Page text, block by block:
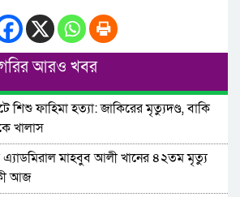
আরও খবর
শিশু ফাহিমা হত্যা: জাকিরের মৃত্যুদণ্ড, বাকি
খালাস
এ্যাডমিরাল মাহবুব আলী খানের ৪২তম মৃত্যু
আজ